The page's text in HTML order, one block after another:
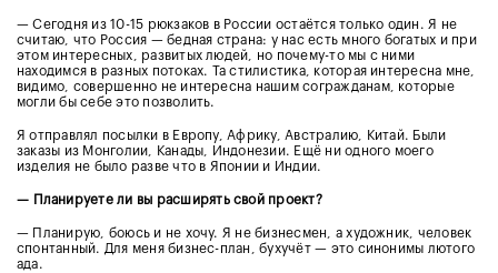
— Сегодня из 10-15 рюкзаков в России остаётся только один. Я не
считаю, что Россия — бедная страна: у нас есть много богатых и при
этом интересных, развитых людей, но почему-то мы с ними
находимся в разных потоках. Та стилистика, которая интересна мне,
видимо, совершенно не интересна нашим согражданам, которые
могли бы себе это позволить.
Я отправлял посылки в Европу, Африку, Австралию, Китай. Были
заказы из Монголии, Канады, Индонезии. Ещё ни одного моего
изделия не было разве что в Японии и Индии.
— Планируете ли вы расширять свой проект?
— Планирую, боюсь и не хочу. Я не бизнесмен, а художник, человек
спонтанный. Для меня бизнес-план, бухучёт — это синонимы лютого
ада.